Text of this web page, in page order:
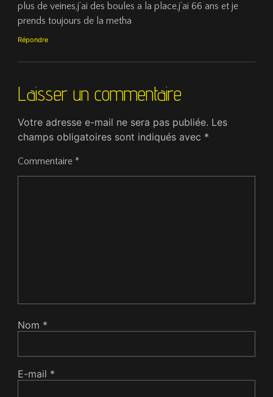
plus de veines,j’ai des boules a la place,j’ai 66 ans et je
prends toujours de la metha
Répondre
Laisser un commentaire
Votre adresse e-mail ne sera pas publiée. Les
champs obligatoires sont indiqués avec *
Commentaire *
Nom *
E-mail *